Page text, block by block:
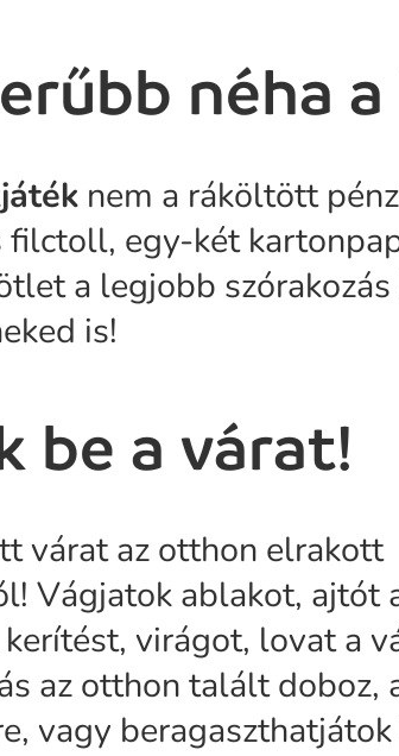
néha
nem a ráköltött
filctoll, egy-két
a legjobb szórakozás
is!
be a várat!
várat az otthon elrakott
Vágjatok ablakot, ajtót
virágot, lovat a
az otthon talált doboz,
vagy